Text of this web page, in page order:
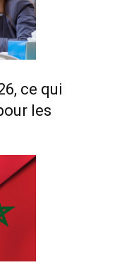
ce qui
les